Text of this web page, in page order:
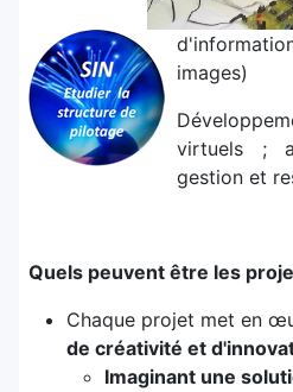
images)
virtuels ;
gestion et
Quels peuvent être les
Chaque projet met en
de créativité et
Imaginant une